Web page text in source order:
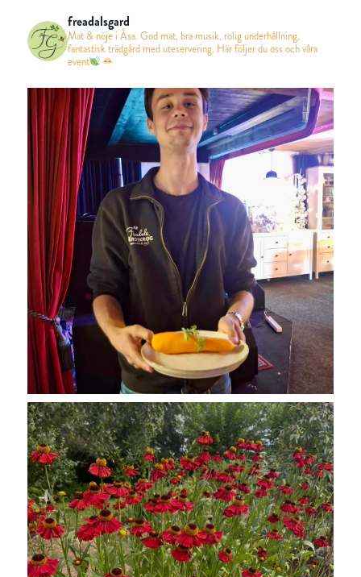
freadalsgard
Mat & nöje i Åsa. God mat, bra musik, rolig underhållning,
fantastisk trädgård med uteservering. Här följer du oss och våra
event